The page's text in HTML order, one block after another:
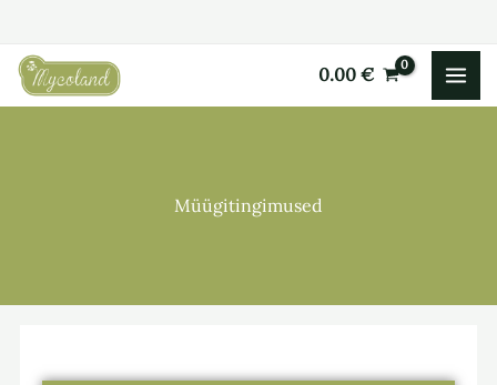
content
0.00€
Müügitingimused